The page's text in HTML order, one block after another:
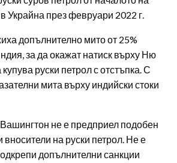
Украйна през февруари 2022 г.
допълнително мито от 25%
за да окажат натиск върху Ню
руски петрол с отстъпка. С
мита върху индийски стоки
не е предприел подобен
вносители на руски петрол. Не е
допълнителни санкции